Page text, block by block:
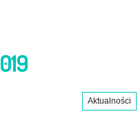
Aktualności